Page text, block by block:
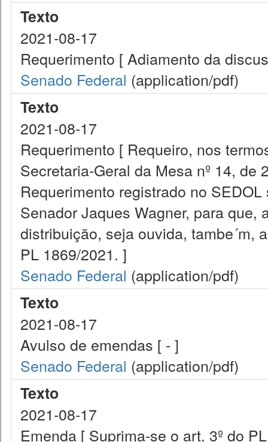
Texto
2021-08-17
Requerimento [ Adiamento da
Senado Federal (application/pdf)
Texto
2021-08-17
Requerimento [ Requeiro, nos
Secretaria-Geral da Mesa nº 14,
Requerimento registrado no
Senador Jaques Wagner, para que,
distribuição, seja ouvida, tambe´m,
PL 1869/2021. ]
Senado Federal (application/pdf)
Texto
2021-08-17
Avulso de emendas [ - ]
Senado Federal (application/pdf)
Texto
2021-08-17
Emenda [ Suprima-se o art. 3º do